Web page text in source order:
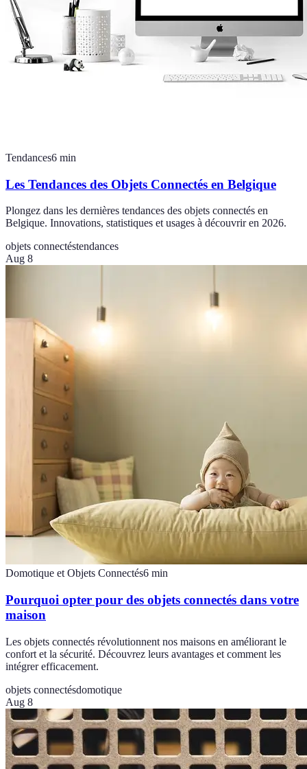
Tendances6 min
Les Tendances des Objets Connectés en Belgique
Plongez dans les dernières tendances des objets connectés en
Belgique. Innovations, statistiques et usages à découvrir en 2026.
objets connectéstendances
Aug 8
Domotique et Objets Connectés6 min
Pourquoi opter pour des objets connectés dans votre
maison
Les objets connectés révolutionnent nos maisons en améliorant le
confort et la sécurité. Découvrez leurs avantages et comment les
intégrer efficacement.
objets connectésdomotique
Aug 8